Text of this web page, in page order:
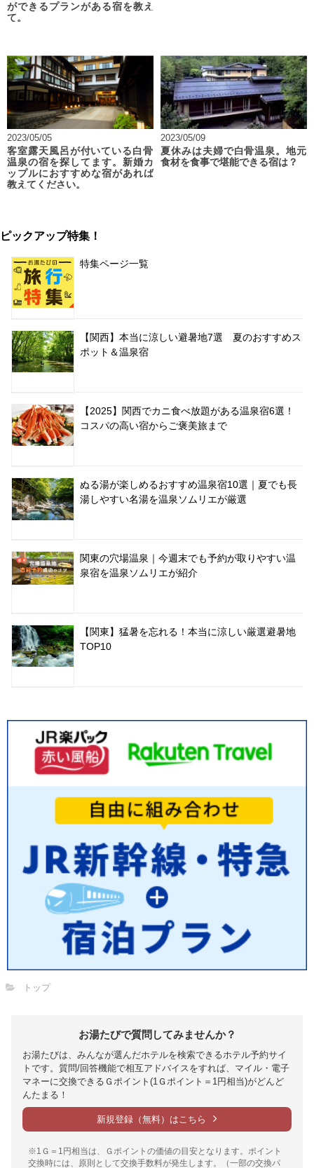
ができるプランがある宿を教え
て。
2023/05/05
客室露天風呂が付いている白骨
温泉の宿を探してます。新婚カ
ップルにおすすめな宿があれば
教えてください。
2023/05/09
夏休みは夫婦で白骨温泉。地元
食材を食事で堪能できる宿は？
ピックアップ特集！
特集ページ一覧
【関西】本当に涼しい避暑地7選 夏のおすすめス
ポット＆温泉宿
【2025】関西でカニ食べ放題がある温泉宿6選！
コスパの高い宿からご褒美旅まで
ぬる湯が楽しめるおすすめ温泉宿10選｜夏でも長
湯しやすい名湯を温泉ソムリエが厳選
関東の穴場温泉｜今週末でも予約が取りやすい温
泉宿を温泉ソムリエが紹介
【関東】猛暑を忘れる！本当に涼しい厳選避暑地
TOP10
トップ
お湯たびで質問してみませんか？
お湯たびは、みんなが選んだホテルを検索できるホテル予約サイ
トです。質問/回答機能で相互アドバイスをすれば、マイル・電子
マネーに交換できるＧポイント(1Ｇポイント＝1円相当)がどんど
んたまる！
新規登録（無料）はこちら
※1Ｇ＝1円相当は、Ｇポイントの価値の目安となります。ポイント
交換時には、原則として交換手数料が発生します。（一部の交換パ